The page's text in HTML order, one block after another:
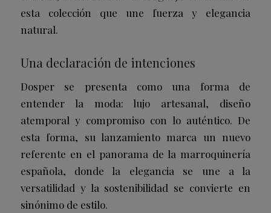
esta colección que une fuerza y elegancia
natural.
Una declaración de intenciones
Dosper se presenta como una forma de
entender la moda: lujo artesanal, diseño
atemporal y compromiso con lo auténtico. De
esta forma, su lanzamiento marca un nuevo
referente en el panorama de la marroquinería
española, donde la elegancia se une a la
versatilidad y la sostenibilidad se convierte en
sinónimo de estilo.